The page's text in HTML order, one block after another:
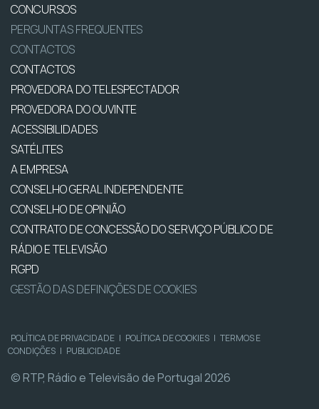
CONCURSOS
PERGUNTAS FREQUENTES
CONTACTOS
CONTACTOS
PROVEDORA DO TELESPECTADOR
PROVEDORA DO OUVINTE
ACESSIBILIDADES
SATÉLITES
A EMPRESA
CONSELHO GERAL INDEPENDENTE
CONSELHO DE OPINIÃO
CONTRATO DE CONCESSÃO DO SERVIÇO PÚBLICO DE
RÁDIO E TELEVISÃO
RGPD
GESTÃO DAS DEFINIÇÕES DE COOKIES
POLÍTICA DE PRIVACIDADE | POLÍTICA DE COOKIES | TERMOS E
CONDIÇÕES | PUBLICIDADE
© RTP, Rádio e Televisão de Portugal 2026